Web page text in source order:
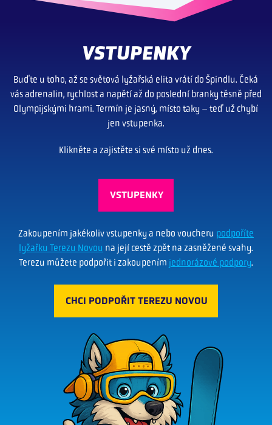
VSTUPENKY
Buďte u toho, až se světová lyžařská elita vrátí do Špindlu. Čeká
vás adrenalin, rychlost a napětí až do poslední branky těsně před
Olympijskými hrami. Termín je jasný, místo taky – teď už chybí
jen vstupenka.
Klikněte a zajistěte si své místo už dnes.
VSTUPENKY
Zakoupením jakékoliv vstupenky a nebo voucheru podpoříte
lyžařku Terezu Novou na její cestě zpět na zasněžené svahy.
Terezu můžete podpořit i zakoupením jednorázové podpory.
CHCI PODPOŘIT TEREZU NOVOU